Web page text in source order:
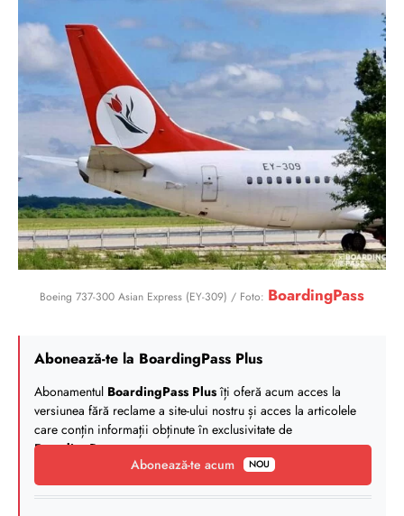
Boeing 737-300 Asian Express (EY-309) / Foto: BoardingPass
Abonează-te la BoardingPass Plus
Abonamentul BoardingPass Plusîți oferă acum acces la
versiunea fără reclame a site-ului nostru și acces la articolele
care conțin informații obținute în exclusivitate de
BoardingPass.
Abonează-te acum
NOU